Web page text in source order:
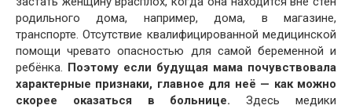
родильного дома, например, дома, в магазине,
транспорте. Отсутствие квалифицированной медицинской
помощи чревато опасностью для самой беременной и
ребёнка. Поэтому если будущая мама почувствовала
характерные признаки, главное для неё — как можно
скорее оказаться в больнице. Здесь медики